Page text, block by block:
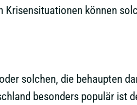
können
solchen, die behaupten
besonders populär ist